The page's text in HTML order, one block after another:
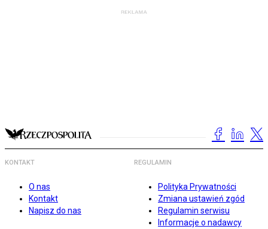
KONTAKT
O nas
Kontakt
Napisz do nas
REGULAMIN
Polityka Prywatności
Zmiana ustawień zgód
Regulamin serwisu
Informacje o nadawcy